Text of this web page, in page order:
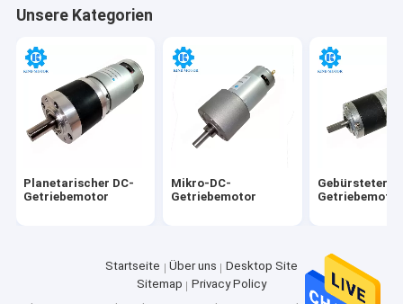
Unsere Kategorien
Planetarischer DC-
Getriebemotor
Mikro-DC-
Getriebemotor
Gebürsteter
Getriebemotor
Startseite Über uns
Desktop Site
Sitemap
Privacy Policy